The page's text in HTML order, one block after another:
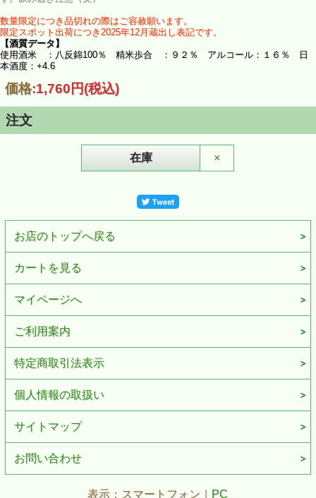
数量限定につき品切れの際はご容赦願います。
限定スポット出荷につき2025年12月蔵出し表記です。
【酒質データ】
使用酒米 ：八反錦100％ 精米歩合 ：９２％ アルコール：１６％ 日
本酒度：+4.6
価格:1,760円(税込)
注文
在庫 ×
お店のトップへ戻る
カートを見る
マイページへ
ご利用案内
特定商取引法表示
個人情報の取扱い
サイトマップ
お問い合わせ
表示：スマートフォン｜ PC